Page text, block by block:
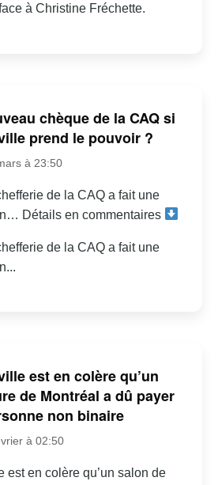
à Christine Fréchette.
chèque de la CAQ si
prend le pouvoir ?
à 23:50
de la CAQ a fait une
Détails en commentaires
de la CAQ a fait une
est en colère qu’un
de Montréal a dû payer
non binaire
à 02:50
est en colère qu’un salon de